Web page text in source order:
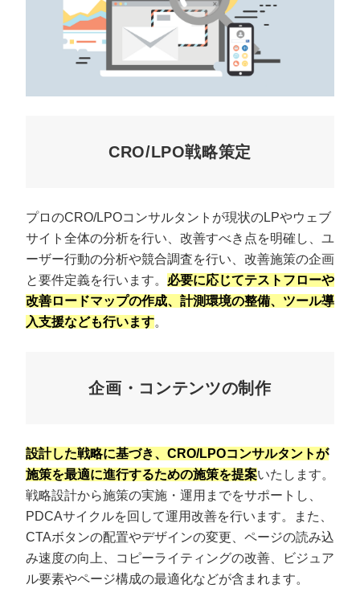
CRO/LPO戦略策定
プロのCRO/LPOコンサルタントが現状のLPやウェブ
サイト全体の分析を行い、改善すべき点を明確し、ユ
ーザー行動の分析や競合調査を行い、改善施策の企画
と要件定義を行います。 必要に応じてテストフローや
改善ロードマップの作成、計測環境の整備、ツール導
入支援なども行います。
企画・コンテンツの制作
設計した戦略に基づき、CRO/LPOコンサルタントが
施策を最適に進行するための施策を提案いたします。
戦略設計から施策の実施・運用までをサポートし、
PDCAサイクルを回して運用改善を行います。また、
CTAボタンの配置やデザインの変更、ページの読み込
み速度の向上、コピーライティングの改善、ビジュア
ル要素やページ構成の最適化などが含まれます。